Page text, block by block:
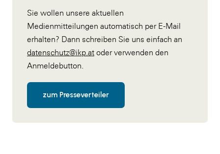
Sie wollen unsere aktuellen
Medienmitteilungen automatisch per E-Mail
erhalten? Dann schreiben Sie uns einfach an
datenschutz@ikp.at oder verwenden den
Anmeldebutton.
zum Presseverteiler